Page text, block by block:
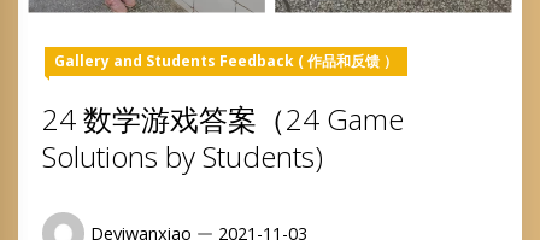
Gallery and Students Feedback ( 作品和反馈 ）
24 数学游戏答案（24 Game
Solutions by Students)
Deyiwanxiao 2021-11-03